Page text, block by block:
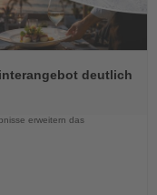
deutlich
erweitern das